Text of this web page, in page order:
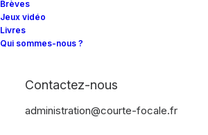
Brèves
Jeux vidéo
Livres
Qui sommes-nous ?
Contactez-nous
administration@courte-focale.fr